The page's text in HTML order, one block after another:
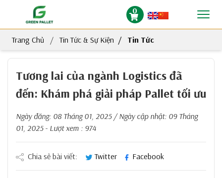
0
Trang Chủ Tin Tức & Sự Kiện Tin Tức
Tương lai của ngành Logistics đã
đến: Khám phá giải pháp Pallet tối ưu
Ngày đăng: 08 Tháng 01, 2025/ Ngày cập nhật: 09 Tháng
01, 2025- Lượt xem : 974
Chia sẻ bài viết: Twitter Facebook